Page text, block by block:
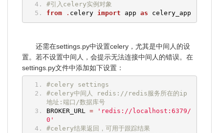
#引入celery实例对象
from
. celery import app as celery_app
还需在settings.py中设置celery，尤其是中间人的设
置。若不设置中间人，会提示无法连接中间人的错误。在
settings.py文件中添加如下设置：
#celery settings
#celery中间人 redis://redis服务所在的ip
地址:端口/数据库号
BROKER_URL =
'redis://localhost:6379/
0'
#celery结果返回，可用于跟踪结果